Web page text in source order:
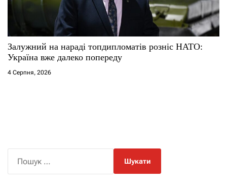
Залужний на нараді топдипломатів розніс НАТО:
Україна вже далеко попереду
4 Серпня, 2026